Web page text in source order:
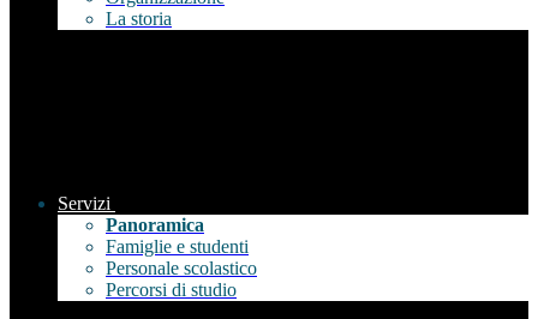
La storia
Servizi
Panoramica
Famiglie e studenti
Personale scolastico
Percorsi di studio